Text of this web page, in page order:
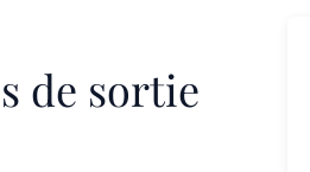
de sortie